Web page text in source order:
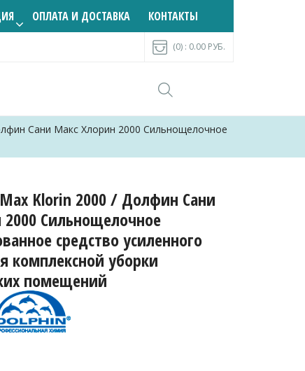
ОПЛАТА И ДОСТАВКА КОНТАКТЫ
(0) : 0.00 РУБ.
Сани Макс Хлорин 2000 Сильнощелочное
Klorin 2000 / Долфин Сани
Сильнощелочное
средство усиленного
комплексной уборки
помещений